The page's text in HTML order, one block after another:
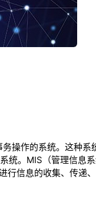
操作的系统。这种系
统。MIS（管理信息
行信息的收集、传递